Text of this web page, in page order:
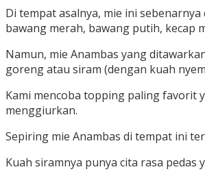
Di tempat asalnya, mie ini
bawang merah, bawang putih, kecap
Namun, mie Anambas yang
goreng atau siram (dengan kuah
Kami mencoba topping paling favorit
menggiurkan.
Sepiring mie Anambas di tempat ini
Kuah siramnya punya cita rasa